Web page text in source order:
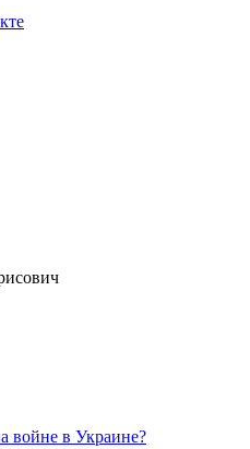
войне в Украине?